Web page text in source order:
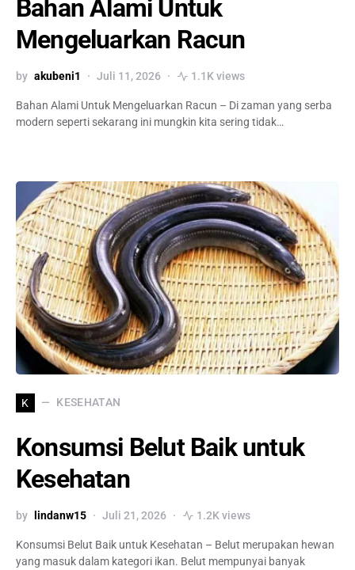
Bahan Alami Untuk
Mengeluarkan Racun
by akubeni1 Juli 11, 2026 1.1K views
Bahan Alami Untuk Mengeluarkan Racun – Di zaman yang serba
modern seperti sekarang ini mungkin kita sering tidak…
K KESEHATAN
Konsumsi Belut Baik untuk
Kesehatan
by lindanw15 Juli 21, 2026 1.2K views
Konsumsi Belut Baik untuk Kesehatan – Belut merupakan hewan
yang masuk dalam kategori ikan. Belut mempunyai banyak